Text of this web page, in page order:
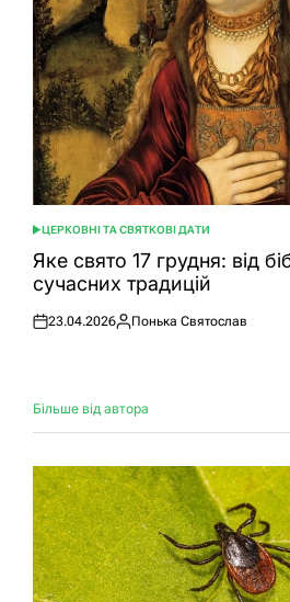
ОПУБЛІКУВАТИ
У
ЦЕРКОВНІ ТА СВЯТКОВІ ДАТИ
Яке свято 17 грудня: від
сучасних традицій
Оприлюднено
23.04.2026
Опубліковано
Понька Святослав
Більше від автора